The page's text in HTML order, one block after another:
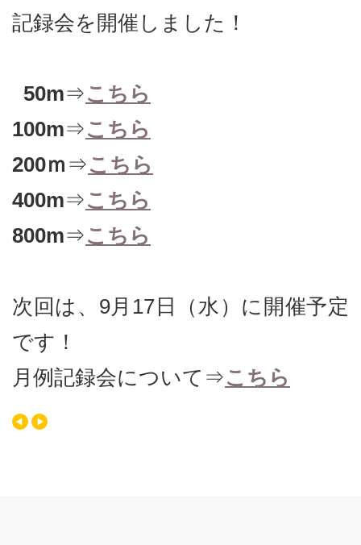
記録会を開催しました！
50m⇒こちら
100m⇒こちら
200ｍ ⇒こちら
400m⇒こちら
800m⇒こちら
次回は、9月17日（水）に開催予定
です！
月例記録会について⇒こちら